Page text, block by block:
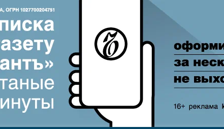
Реклама в «Ъ» www.kommersant.ru/ad